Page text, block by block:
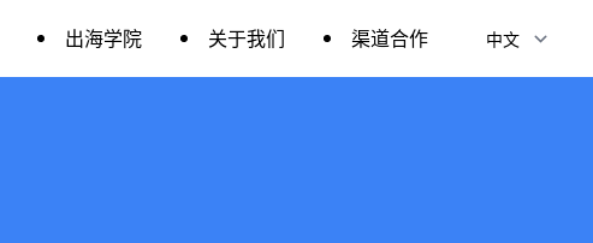
出海学院 关于我们 渠道合作